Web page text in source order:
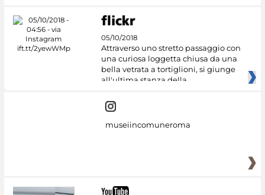
05/10/2018
Attraverso uno stretto passaggio con
una curiosa loggetta chiusa da una
bella vetrata a tortiglioni, si giunge
all'ultima stanza della
museiincomuneroma